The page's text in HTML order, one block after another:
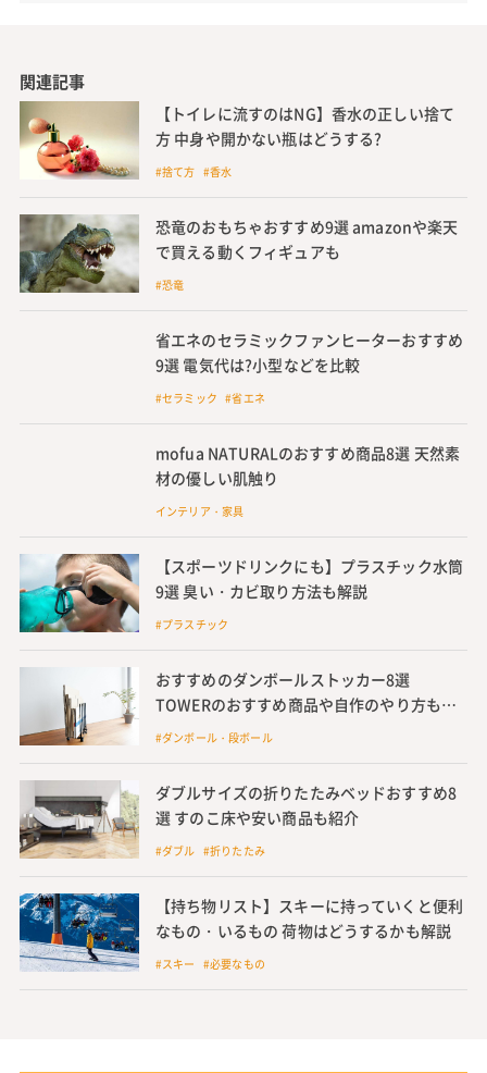
関連記事
【トイレに流すのはNG】香水の正しい捨て
方 中身や開かない瓶はどうする?
#捨て方 #香水
恐竜のおもちゃおすすめ9選 amazonや楽天
で買える動くフィギュアも
#恐竜
省エネのセラミックファンヒーターおすすめ
9選 電気代は?小型などを比較
#セラミック #省エネ
mofua NATURALのおすすめ商品8選 天然素
材の優しい肌触り
インテリア・家具
【スポーツドリンクにも】プラスチック水筒
9選 臭い・カビ取り方法も解説
#プラスチック
おすすめのダンボールストッカー8選
TOWERのおすすめ商品や自作のやり方も紹
介
#ダンボール・段ボール
ダブルサイズの折りたたみベッドおすすめ8
選 すのこ床や安い商品も紹介
#ダブル #折りたたみ
【持ち物リスト】スキーに持っていくと便利
なもの・いるもの 荷物はどうするかも解説
#スキー #必要なもの